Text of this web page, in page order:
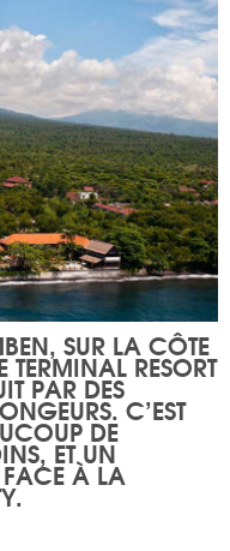
SUR LA CÔTE
TERMINAL RESORT
PAR DES
C’EST
DE
ET UN
À LA